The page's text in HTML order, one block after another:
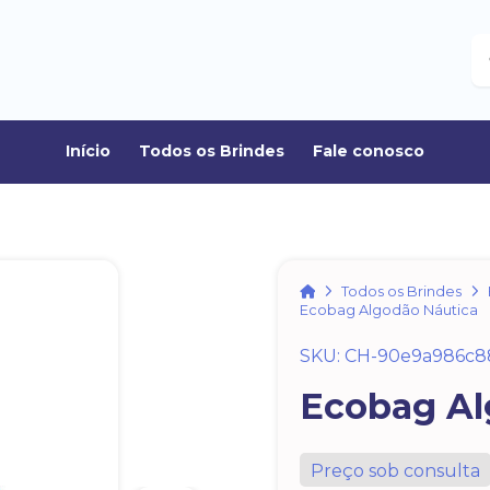
Início Todos os Brindes Fale conosco
HomeTodos os Brindes
Ecobag Algodão Náutica
SKU: CH-
Ecobag
Preço sob consulta